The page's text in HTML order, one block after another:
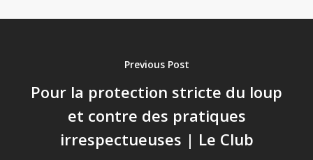
Previous Post
Pour la protection stricte du loup
et contre des pratiques
irrespectueuses | Le Club